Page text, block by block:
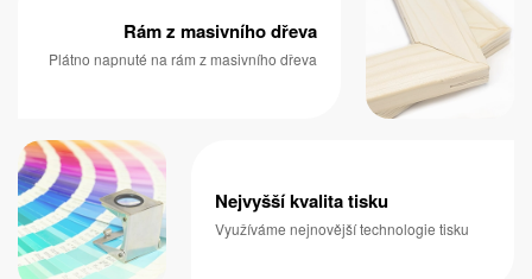
Rám z masivního dřeva
Plátno napnuté na rám z masivního dřeva
Nejvyšší kvalita tisku
Využíváme nejnovější technologie tisku